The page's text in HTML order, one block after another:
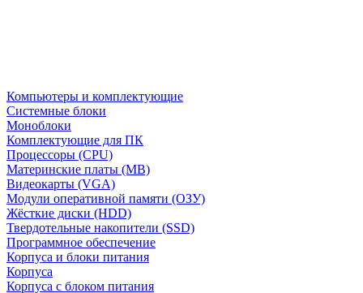
Компьютеры и комплектующие
Системные блоки
Моноблоки
Комплектующие для ПК
Процессоры (CPU)
Материнские платы (MB)
Видеокарты (VGA)
Модули оперативной памяти (ОЗУ)
Жёсткие диски (HDD)
Твердотельные накопители (SSD)
Программное обеспечение
Корпуса и блоки питания
Корпуса
Корпуса с блоком питания